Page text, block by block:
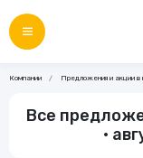
Компании Предложения и акции в
Все
•